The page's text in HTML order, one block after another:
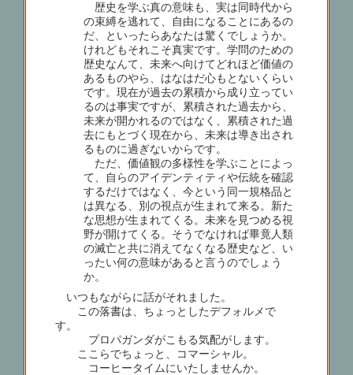
歴史を学ぶ真の意味も、実は同時代から
の束縛を逃れて、自由になることにあるの
だ、といったらあなたは驚くでしょうか。
けれどもそれこそ真実です。学問のための
歴史なんて、未来へ向けてどれほど価値の
あるものやら、はなはだ心もとないくらい
です。現在が過去の累積から成り立ってい
るのは事実ですが、累積された過去から、
未来が開かれるのではなく、累積された過
去にもとづく現在から、未来は導き出され
るものに過ぎないからです。
ただ、価値観の多様性を学ぶことによっ
て、自らのアイデンティティや伝統を確認
するだけではなく、今という同一規格品と
は異なる、別の視点が生まれて来る。新た
な思想が生まれてくる。未来を見つめる視
野が開けてくる。そうでなければ畢竟人類
の滅亡と共に消えてなくなる歴史など、い
ったい何の意味があると言うのでしょう
か。
いつもながらに話がそれました。
この落書は、ちょっとしたデフォルメで
す。
プロパガンダがこもる気配がします。
ここらでちょっと、コマーシャル。
コーヒータイムにいたしませんか。